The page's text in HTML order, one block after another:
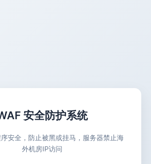
安全防护系统
安全，防止被黑或挂马，服务器禁止海
外机房IP访问